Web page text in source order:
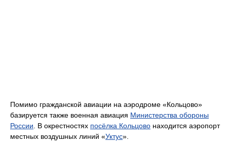
Помимо гражданской авиации на аэродроме «Кольцово»
базируется также военная авиация Министерства обороны
России . В окрестностях посёлка Кольцово находится аэропорт
местных воздушных линий «Уктус».